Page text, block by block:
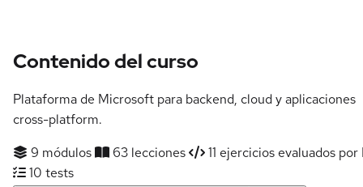
Contenido del curso
Plataforma de Microsoft para backend, cloud y aplicaciones
cross-platform.
9 módulos
63 lecciones
11 ejercicios evaluados por
10 tests